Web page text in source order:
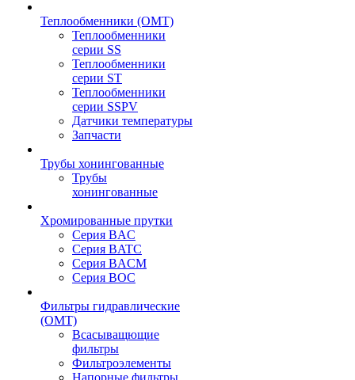
Теплообменники (OMT)
Теплообменники
серии SS
Теплообменники
серии ST
Теплообменники
серии SSPV
Датчики температуры
Запчасти
Трубы хонингованные
Трубы
хонингованные
Хромированные прутки
Серия BAC
Серия BATC
Серия BACM
Серия BOC
Фильтры гидравлические
(OMT)
Всасыващющие
фильтры
Фильтроэлементы
Напорные фильтры